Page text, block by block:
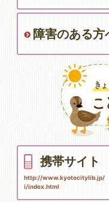
障害のある方
携帯サイト
http://www.kyotocitylib.jp/
i/index.html